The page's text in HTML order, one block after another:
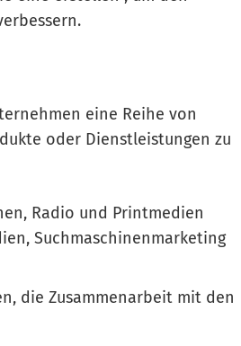
eine Reihe von
oder Dienstleistungen zu
Radio und Printmedien
Suchmaschinenmarketing
die Zusammenarbeit mit den